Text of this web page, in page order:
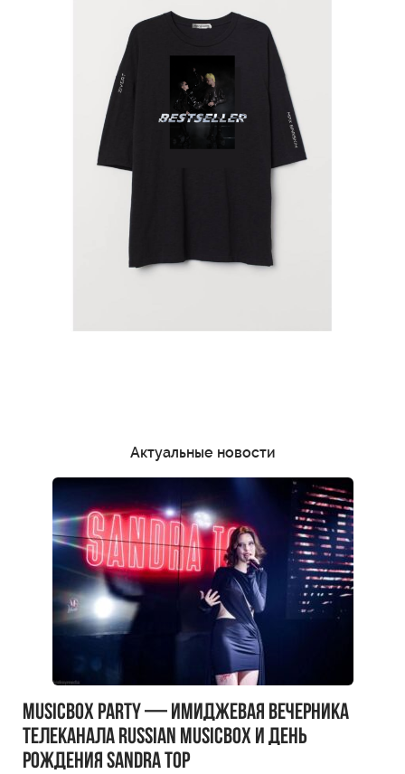
Актуальные новости
MUSICBOX PARTY — имиджевая вечерника
телеканала RUSSIAN MUSICBOX и день
рождения Sandra Top